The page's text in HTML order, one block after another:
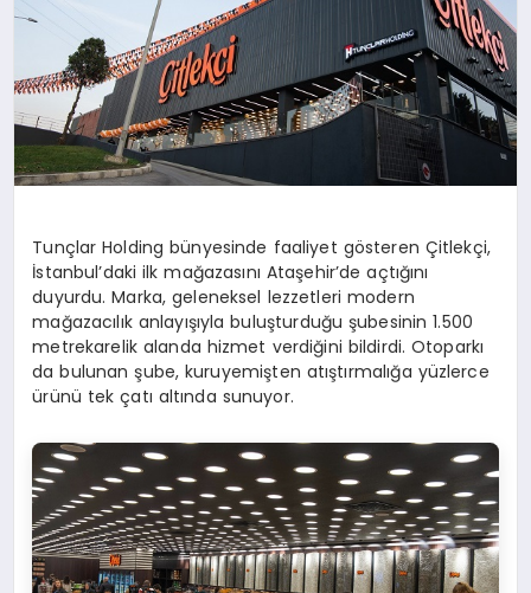
Tunçlar Holding bünyesinde faaliyet gösteren Çitlekçi,
İstanbul’daki ilk mağazasını Ataşehir’de açtığını
duyurdu. Marka, geleneksel lezzetleri modern
mağazacılık anlayışıyla buluşturduğu şubesinin 1.500
metrekarelik alanda hizmet verdiğini bildirdi. Otoparkı
da bulunan şube, kuruyemişten atıştırmalığa yüzlerce
ürünü tek çatı altında sunuyor.